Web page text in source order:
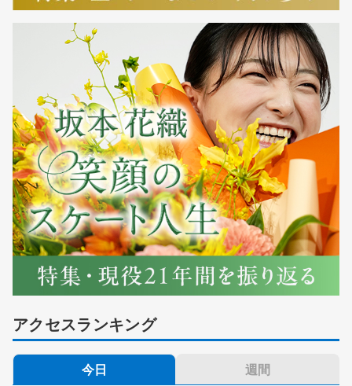
アクセスランキング
今日 週間